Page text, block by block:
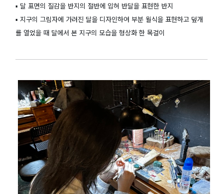
▪️ 달 표면의 질감을 반지의 절반에 입혀 반달을 표현한 반지
▪️ 지구의 그림자에 가려진 달을 디자인하여 부분 월식을 표현하고 덮개
를 열었을 때 달에서 본 지구의 모습을 형상화 한 목걸이